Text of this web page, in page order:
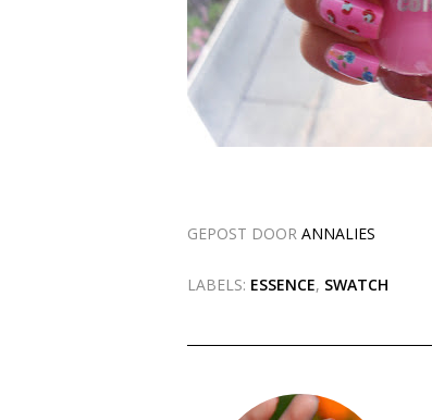
GEPOST DOOR ANNALIES
LABELS: ESSENCE, SWATCH